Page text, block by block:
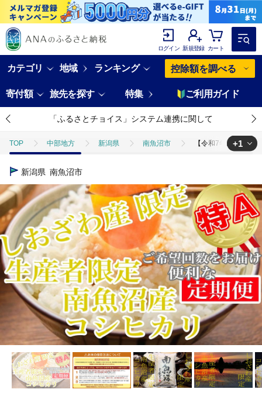
ログイン 新規登録 カート
カテゴリ 地域 ランキング 控除額を調べる
寄付額 旅先を探す 特集 ご利用ガイド
「ふるさとチョイス」システム連携に関して
TOP 中部地方 新潟県 南魚沼市 【令和7年産】【定
TOP
+1
新潟県 南魚沼市